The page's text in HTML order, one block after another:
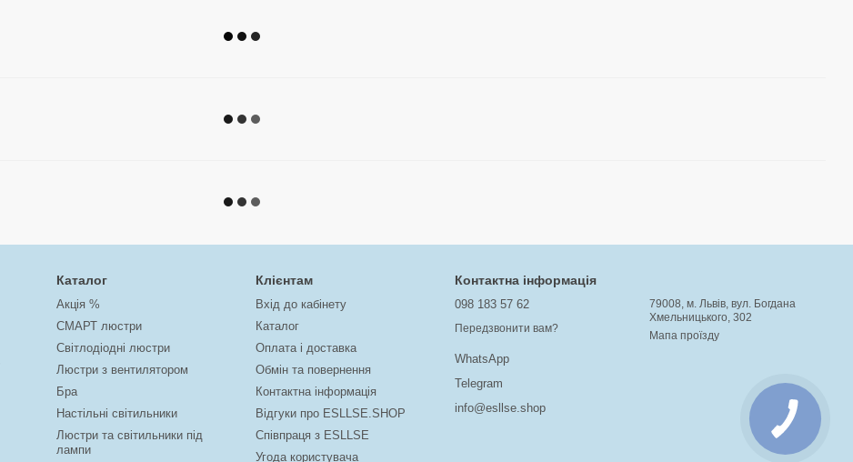
Каталог
Акція %
СМАРТ люстри
Світлодіодні люстри
Люстри з вентилятором
Бра
Настільні світильники
Люстри та світильники під
лампи
Клієнтам
Вхід до кабінету
Каталог
Оплата і доставка
Обмін та повернення
Контактна інформація
Відгуки про ESLLSE.SHOP
Співпраця з ESLLSE
Угода користувача
Контактна інформація
098 183 57 62
Передзвонити вам?
WhatsApp
Telegram
info@esllse.shop
79008, м. Львів, вул. Богдана
Хмельницького, 302
Мапа проїзду